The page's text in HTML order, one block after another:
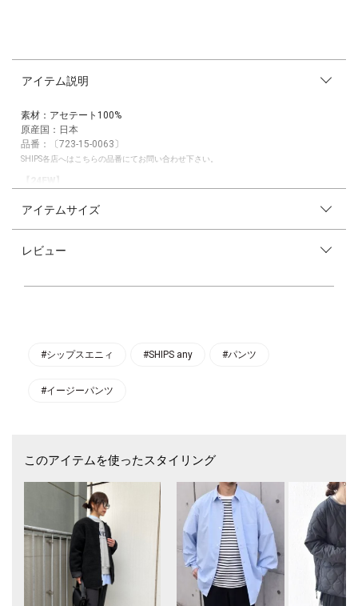
アイテム説明
素材：アセテート100%
原産国：日本
品番：〔723-15-0063〕
SHIPS各店へはこちらの品番にてお問い合わせ下さい。
〈デザインポイント〉
大きめのベイカーポケットでカジュアル感をプラスし、リラクシーな雰囲
〈生地・素材のポイント〉
ないセットアップの着こなしがおすすめです。
-------------------------------------
生地の厚み：薄手
透け感：やや有
光沢感：有
水洗い：可
-------------------------------------
▼セットアップ可能アイテムもございます。
アイテムサイズ
レビュー
#シップスエニィ #SHIPS any #パンツ
#イージーパンツ
このアイテムを使ったスタイリング